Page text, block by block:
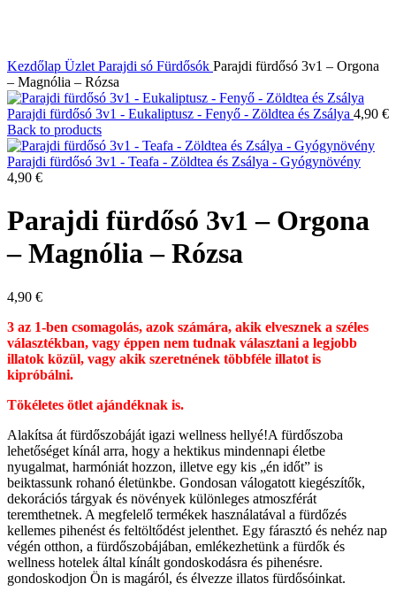
Kezdőlap Üzlet Parajdi só Fürdősók Parajdi fürdősó 3v1 – Orgona
– Magnólia – Rózsa
Parajdi fürdősó 3v1 - Eukaliptusz - Fenyő - Zöldtea és Zsálya 4,90 €
Back to products
Parajdi fürdősó 3v1 - Teafa - Zöldtea és Zsálya - Gyógynövény
4,90 €
Parajdi fürdősó 3v1 – Orgona
– Magnólia – Rózsa
4,90 €
3 az 1-ben csomagolás, azok számára, akik elvesznek a széles
választékban, vagy éppen nem tudnak választani a legjobb
illatok közül, vagy akik szeretnének többféle illatot is
kipróbálni.
Tökéletes ötlet ajándéknak is.
Alakítsa át fürdőszobáját igazi wellness hellyé!A fürdőszoba
lehetőséget kínál arra, hogy a hektikus mindennapi életbe
nyugalmat, harmóniát hozzon, illetve egy kis „én időt” is
beiktassunk rohanó életünkbe. Gondosan válogatott kiegészítők,
dekorációs tárgyak és növények különleges atmoszférát
teremthetnek. A megfelelő termékek használatával a fürdőzés
kellemes pihenést és feltöltődést jelenthet. Egy fárasztó és nehéz nap
végén otthon, a fürdőszobájában, emlékezhetünk a fürdők és
wellness hotelek által kínált gondoskodásra és pihenésre.
gondoskodjon Ön is magáról, és élvezze illatos fürdősóinkat.